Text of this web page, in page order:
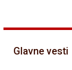
Glavne vesti